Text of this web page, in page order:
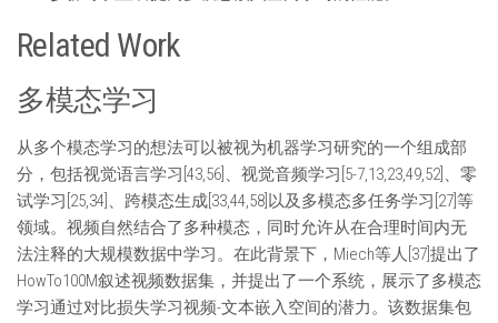
Related Work
多模态学习
从多个模态学习的想法可以被视为机器学习研究的一个组成部
分，包括视觉语言学习[43,56]、视觉音频学习[5-7,13,23,49,52]、零
试学习[25,34]、跨模态生成[33,44,58]以及多模态多任务学习[27]等
领域。视频自然结合了多种模态，同时允许从在合理时间内无
法注释的大规模数据中学习。在此背景下，Miech等人[37]提出了
HowTo100M叙述视频数据集，并提出了一个系统，展示了多模态
学习通过对比损失学习视频-文本嵌入空间的潜力。该数据集包